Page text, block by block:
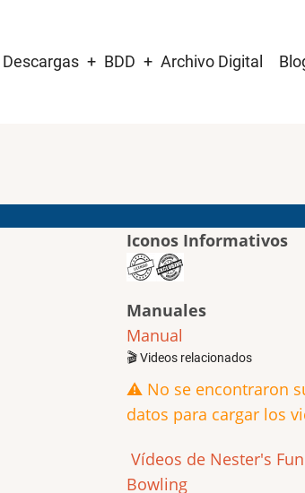
Descargas BDD Archivo Digital
Iconos Informativos
Manuales
Manual
🎬 Videos relacionados
⚠️ No se encontraron
datos para cargar los
Vídeos de Nester's
Bowling